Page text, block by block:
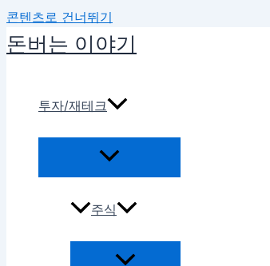
콘텐츠로 건너뛰기
돈버는 이야기
투자/재테크
주식